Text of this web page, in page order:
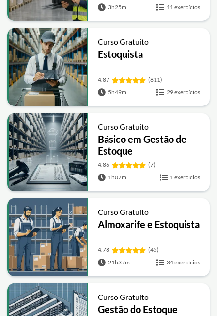
3h25m 11 exercícios
Curso Gratuito
Estoquista
4.87
(811)
5h49m
29 exercícios
Curso Gratuito
Básico em Gestão de
Estoque
4.86
(7)
1h07m
1 exercícios
Curso Gratuito
Almoxarife e Estoquista
4.78
(45)
21h37m
34 exercícios
Curso Gratuito
Gestão do Estoque